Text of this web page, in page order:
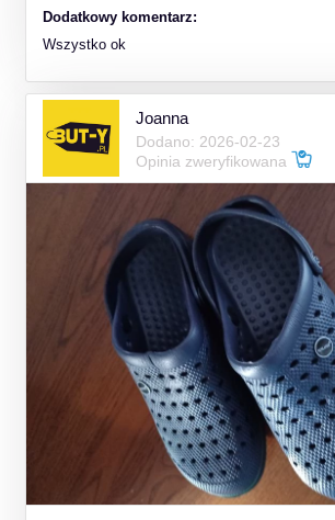
Dodatkowy komentarz:
Wszystko ok
Joanna
Dodano: 2026-02-23
Opinia zweryfikowana